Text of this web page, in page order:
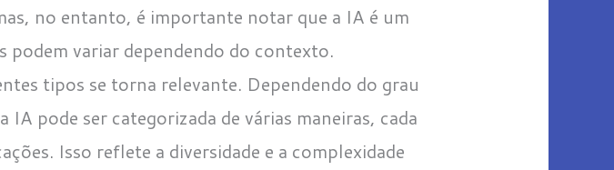
no entanto, é importante notar que a IA é um
podem variar dependendo do contexto.
tipos se torna relevante. Dependendo do grau
pode ser categorizada de várias maneiras, cada
Isso reflete a diversidade e a complexidade